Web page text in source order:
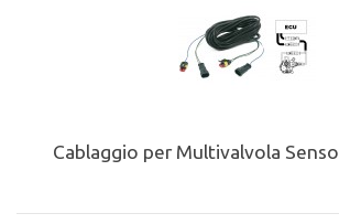
Cablaggio per Multivalvola